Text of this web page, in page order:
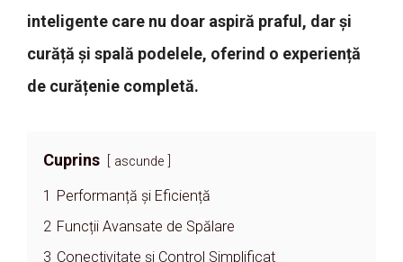
inteligente care nu doar aspiră praful, dar și
curăță și spală podelele, oferind o experiență
de curățenie completă.
Cuprins ascunde
1
Performanță și Eficiență
2 Funcții Avansate de Spălare
3 Conectivitate și Control Simplificat